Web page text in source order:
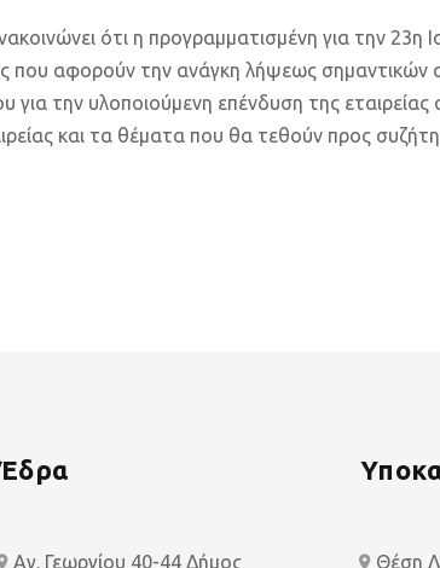
ότι η προγραμματισμένη για την 23η
που αφορούν την ανάγκη λήψεως
για την υλοποιούμενη επένδυση της
και τα θέματα που θα τεθούν προς
Αγ. Γεωργίου 40-44 Δήμος
Θέση